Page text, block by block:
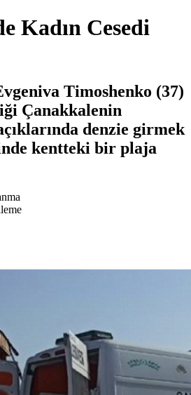
Kadın Cesedi
Timoshenko (37)
Çanakkalenin
denzie girmek
kentteki bir plaja